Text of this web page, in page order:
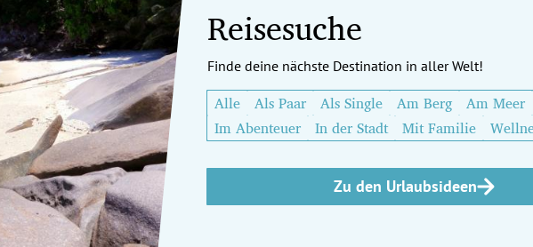
Reisesuche
Finde deine nächste Destination in aller Welt!
Alle Als Paar Als Single Am Berg
Am Meer
Im Abenteuer
In der Stadt Mit Familie
Zu den Urlaubsideen